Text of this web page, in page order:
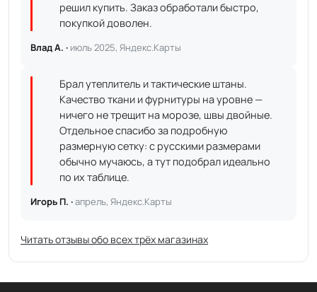
решил купить. Заказ обработали быстро,
покупкой доволен.
Влад А. · июль 2025, Яндекс.Карты
Брал утеплитель и тактические штаны.
Качество ткани и фурнитуры на уровне —
ничего не трещит на морозе, швы двойные.
Отдельное спасибо за подробную
размерную сетку: с русскими размерами
обычно мучаюсь, а тут подобрал идеально
по их таблице.
Игорь П. ·апрель, Яндекс.Карты
Читать отзывы обо всех трёх магазинах